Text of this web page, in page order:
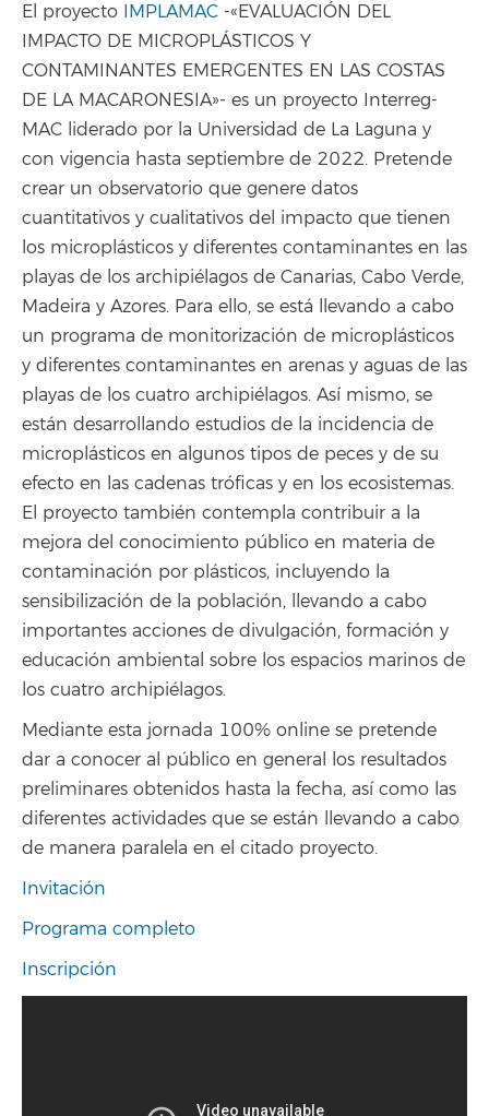
El proyecto IMPLAMAC -«EVALUACIÓN DEL
IMPACTO DE MICROPLÁSTICOS Y
CONTAMINANTES EMERGENTES EN LAS COSTAS
DE LA MACARONESIA»- es un proyecto Interreg-
MAC liderado por la Universidad de La Laguna y
con vigencia hasta septiembre de 2022. Pretende
crear un observatorio que genere datos
cuantitativos y cualitativos del impacto que tienen
los microplásticos y diferentes contaminantes en las
playas de los archipiélagos de Canarias, Cabo Verde,
Madeira y Azores. Para ello, se está llevando a cabo
un programa de monitorización de microplásticos
y diferentes contaminantes en arenas y aguas de las
playas de los cuatro archipiélagos. Así mismo, se
están desarrollando estudios de la incidencia de
microplásticos en algunos tipos de peces y de su
efecto en las cadenas tróficas y en los ecosistemas.
El proyecto también contempla contribuir a la
mejora del conocimiento público en materia de
contaminación por plásticos, incluyendo la
sensibilización de la población, llevando a cabo
importantes acciones de divulgación, formación y
educación ambiental sobre los espacios marinos de
los cuatro archipiélagos.
Mediante esta jornada 100% online se pretende
dar a conocer al público en general los resultados
preliminares obtenidos hasta la fecha, así como las
diferentes actividades que se están llevando a cabo
de manera paralela en el citado proyecto.
Invitación
Programa completo
Inscripción